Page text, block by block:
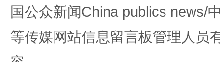
扯下公款旅游的“隐身衣” 如何以
国公众新闻China publics news/
等传媒网站信息留言板管理人员